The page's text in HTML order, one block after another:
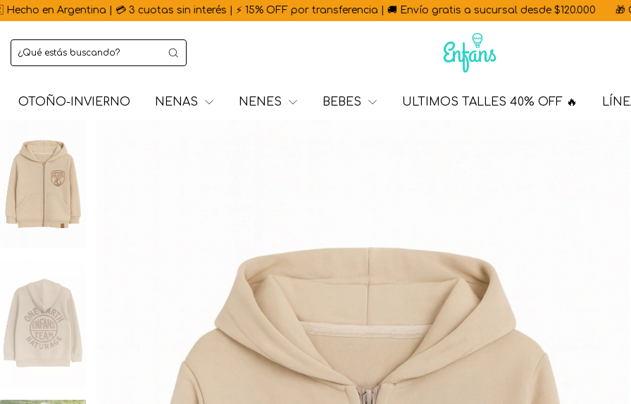
| 💳 3 cuotas sin interés | ⚡ 15% OFF por transferencia | 🚚 Envío gratis a sucursal desde $120.000 🎁 Con cada 🇦🇷
OTOÑO-INVIERNO NENAS NENES BEBES ULTIMOS TALLES 40% OFF 🔥